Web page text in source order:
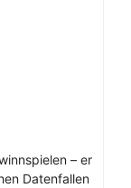
– er
Datenfallen